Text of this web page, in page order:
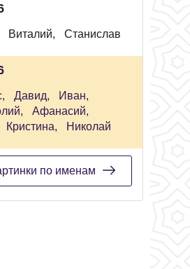
Виталий, Станислав
Давид,
Иван,
Афанасий,
Кристина, Николай
по именам